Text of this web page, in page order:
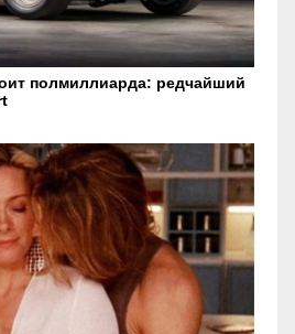
полмиллиарда: редчайший